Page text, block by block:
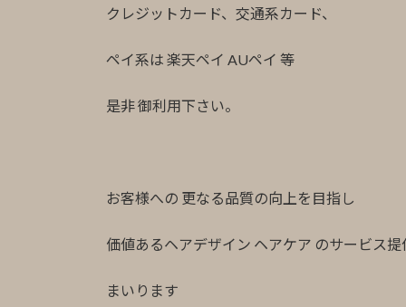
クレジットカード、交通系カード、
ペイ系は 楽天ペイ AUペイ 等
是非 御利用下さい。
お客様への 更なる品質の向上を目指し
価値あるヘアデザイン ヘアケア のサービス提
まいります